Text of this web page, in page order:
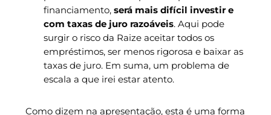
financiamento, será mais difícil investir e
com taxas de juro razoáveis. Aqui pode
surgir o risco da Raize aceitar todos os
empréstimos, ser menos rigorosa e baixar as
taxas de juro. Em suma, um problema de
escala a que irei estar atento.
Como dizem na apresentação, esta é uma forma